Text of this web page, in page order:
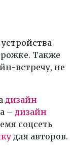
Также
встречу, не
дизайн
– дизайн
соцсеть
для авторов.